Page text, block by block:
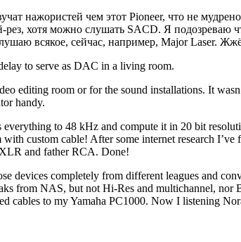
нажористей чем этот Pioneer, что не
хотя можно слушать SACD. Я подозреваю
всякое, сейчас, например, Major Laser.
to serve as DAC in a living room.
editing room or for the sound installations. It
handy.
to 48 kHz and compute it in 20 bit
custom cable! After some internet research
and father RCA. Done!
devices completely from different leagues and
from NAS, but not Hi-Res and multichannel, nor
cables to my Yamaha PC1000. Now I listening